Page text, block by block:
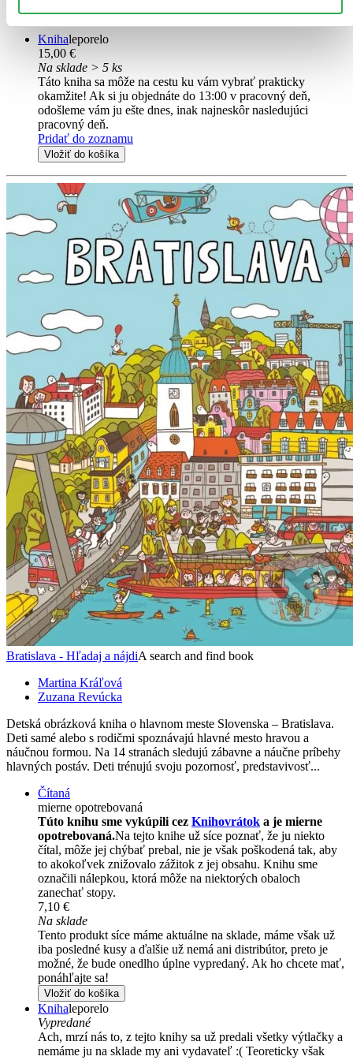
príbehy hlavných postáv. Deti trénujú svoju...
Knihaleporelo
15,00 €
Na sklade > 5 ks
Táto kniha sa môže na cestu ku vám vybrať prakticky
okamžite! Ak si ju objednáte do 13:00 v pracovný deň,
odošleme vám ju ešte dnes, inak najneskôr nasledujúci
pracovný deň.
Pridať do zoznamu
Vložiť do košíka
Bratislava - Hľadaj a nájdiA search and find book
Martina Kráľová
Zuzana Revúcka
Detská obrázková kniha o hlavnom meste Slovenska – Bratislava.
Deti samé alebo s rodičmi spoznávajú hlavné mesto hravou a
náučnou formou. Na 14 stranách sledujú zábavne a náučne príbehy
hlavných postáv. Deti trénujú svoju pozornosť, predstavivosť...
Čítaná
mierne opotrebovaná
Túto knihu sme vykúpili cez Knihovrátok a je mierne
opotrebovaná.Na tejto knihe už síce poznať, že ju niekto
čítal, môže jej chýbať prebal, nie je však poškodená tak, aby
to akokoľvek znižovalo zážitok z jej obsahu. Knihu sme
označili nálepkou, ktorá môže na niektorých obaloch
zanechať stopy.
7,10 €
Na sklade
Tento produkt síce máme aktuálne na sklade, máme však už
iba posledné kusy a ďalšie už nemá ani distribútor, preto je
možné, že bude onedlho úplne vypredaný. Ak ho chcete mať,
ponáhľajte sa!
Vložiť do košíka
Knihaleporelo
Vypredané
Ach, mrzí nás to, z tejto knihy sa už predali všetky výtlačky a
nemáme ju na sklade my ani vydavateľ :( Teoreticky však